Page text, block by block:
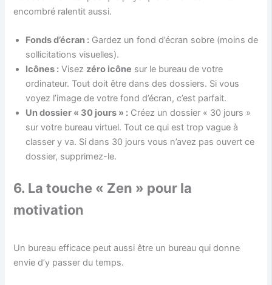
encombré ralentit aussi.
Fonds d’écran : Gardez un fond d’écran sobre (moins de
sollicitations visuelles).
Icônes : Visez zéro icône sur le bureau de votre
ordinateur. Tout doit être dans des dossiers. Si vous
voyez l’image de votre fond d’écran, c’est parfait.
Un dossier « 30 jours » : Créez un dossier « 30 jours »
sur votre bureau virtuel. Tout ce qui est trop vague à
classer y va. Si dans 30 jours vous n’avez pas ouvert ce
dossier, supprimez-le.
6. La touche « Zen » pour la
motivation
Un bureau efficace peut aussi être un bureau qui donne
envie d’y passer du temps.